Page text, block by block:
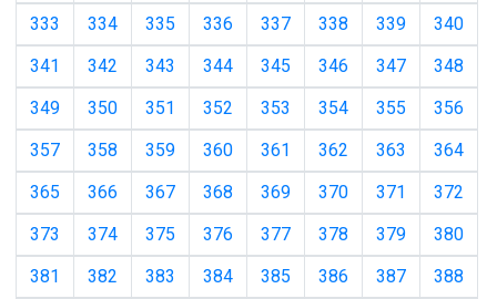
333
334 335 336 337 338 339
340
341
342 343 344 345 346 347
348
349
350 351 352 353 354 355
356
357
358 359 360 361 362 363
364
365
366 367 368 369 370 371
372
373
374 375 376 377 378 379
380
381
382 383 384 385 386 387
388